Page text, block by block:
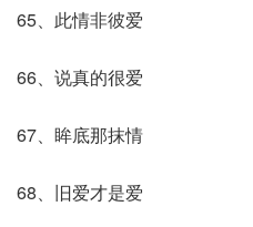
65、此情非彼爱
66、说真的很爱
67、眸底那抹情
68、旧爱才是爱